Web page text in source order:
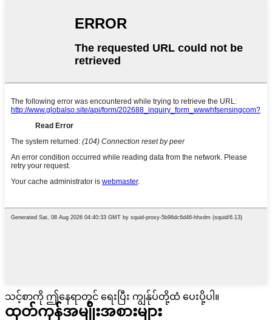
သင့်စာကို ဤနေရာတွင် ရေးပြီး ကျွန်ုပ်တို့ထံ ပေးပို့ပါ။
ထုတ်ကုန်အမျိုးအစားများ